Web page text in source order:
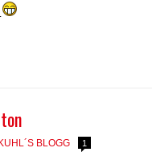
BLOGG 1